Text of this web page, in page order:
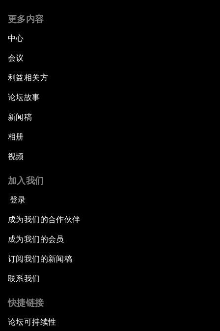
更多内容
中心
会议
利益相关方
论坛故事
新闻稿
相册
视频
加入我们
登录
成为我们的合作伙伴
成为我们的会员
订阅我们的新闻稿
联系我们
快捷链接
论坛可持续性